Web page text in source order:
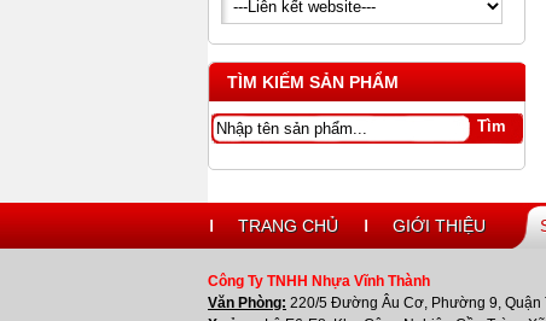
nắp dầu chiết rót
TÌM KIẾM SẢN PHẨM
TRANG CHỦ GIỚI THIỆU
Công Ty TNHH Nhựa Vĩnh Thành
Văn Phòng: 220/5 Đường Âu Cơ, Phường 9, Quận